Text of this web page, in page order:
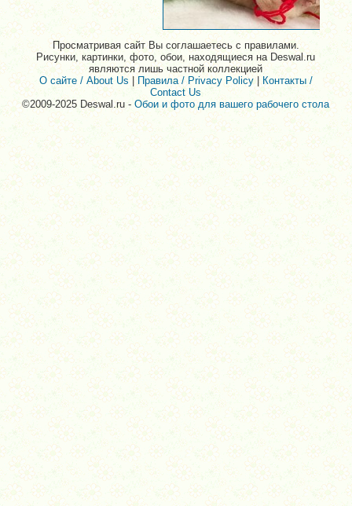
Просматривая сайт Вы соглашаетесь с правилами.
Рисунки, картинки, фото, обои, находящиеся на Deswal.ru
являются лишь частной коллекцией
О сайте / About Us |Правила / Privacy Policy | Контакты /
Contact Us
©2009-2025 Deswal.ru -Обои и фото для вашего рабочего стола